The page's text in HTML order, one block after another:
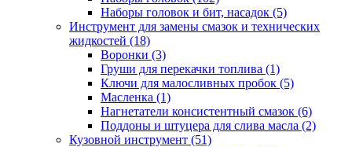
Наборы головок и бит, насадок (5)
Инструмент для замены смазок и технических
жидкостей (18)
Воронки (3)
Груши для перекачки топлива (1)
Ключи для малосливных пробок (5)
Масленка (1)
Нагнетатели консистентный смазок (6)
Поддоны и штуцера для слива масла (2)
Кузовной инструмент (51)